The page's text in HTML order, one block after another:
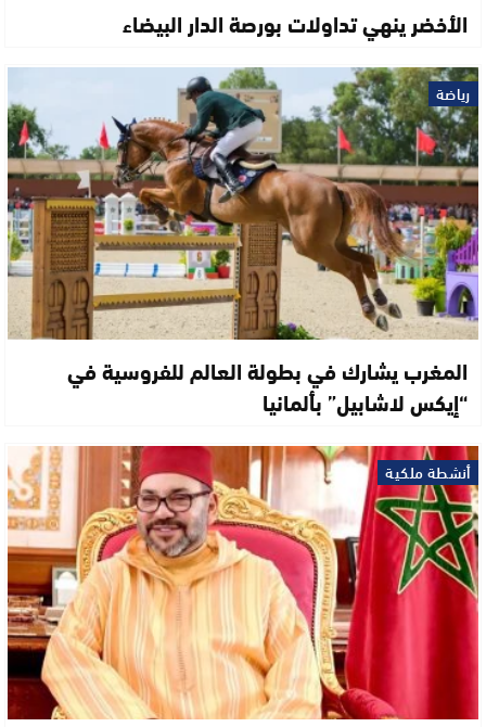
الأخضر ينهي تداولات بورصة الدار البيضاء
رياضة
المغرب يشارك في بطولة العالم للفروسية في
“إيكس لاشابيل” بألمانيا
أنشطة ملكية